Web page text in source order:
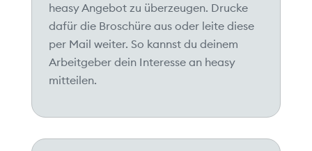
heasy Angebot zu überzeugen. Drucke
dafür die Broschüre aus oder leite diese
per Mail weiter. So kannst du deinem
Arbeitgeber dein Interesse an heasy
mitteilen.